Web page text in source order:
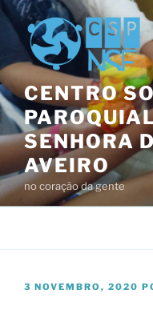
Saltar
para
conteúdo
CENTRO
SENHORA
AVEIRO
no coração da gente
PUBLICADO
3 NOVEMBRO, 2020